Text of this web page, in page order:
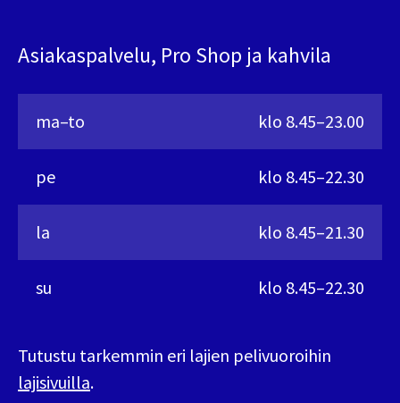
Asiakaspalvelu, Pro Shop ja kahvila
ma–to klo 8.45–23.00
pe klo 8.45–22.30
la klo 8.45–21.30
su klo 8.45–22.30
Tutustu tarkemmin eri lajien pelivuoroihin
lajisivuilla.